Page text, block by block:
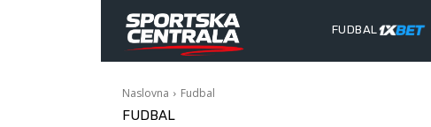
FUDBAL
Naslovna Fudbal
FUDBAL